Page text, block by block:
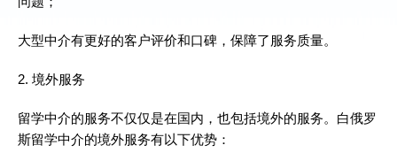
大型中介有更好的客户评价和口碑，保障了服务质量。
2. 境外服务
留学中介的服务不仅仅是在国内，也包括境外的服务。白俄罗
斯留学中介的境外服务有以下优势：